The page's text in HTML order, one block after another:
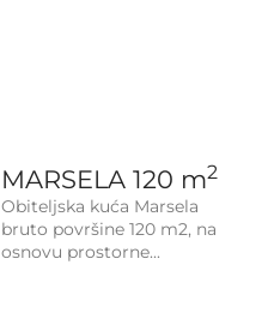
MARSELA 120 m2
Obiteljska kuća Marsela
bruto površine 120 m2, na
osnovu prostorne